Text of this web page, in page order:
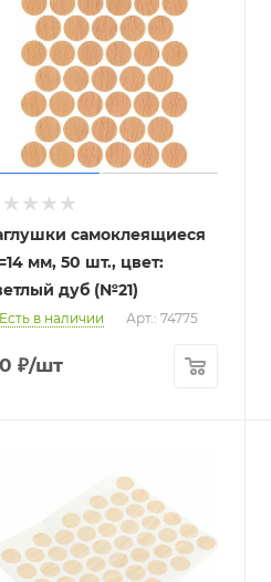
самоклеящиеся
мм, 50 шт., цвет:
дуб (№21)
Есть в наличии Арт.: 74775
₽/шт